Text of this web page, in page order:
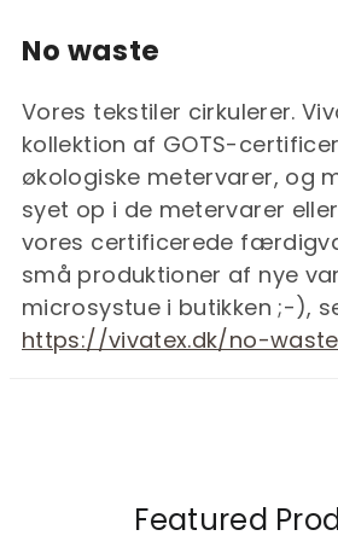
No waste
Vores tekstiler cirkulerer.
kollektion af GOTS-
økologiske metervarer, og
syet op i de metervarer
vores certificerede
små produktioner af nye
microsystue i butikken ;-),
https://vivatex.dk/no-
Featured